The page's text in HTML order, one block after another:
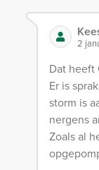
2
Dat heeft
Er is
storm is
nergens
Zoals al